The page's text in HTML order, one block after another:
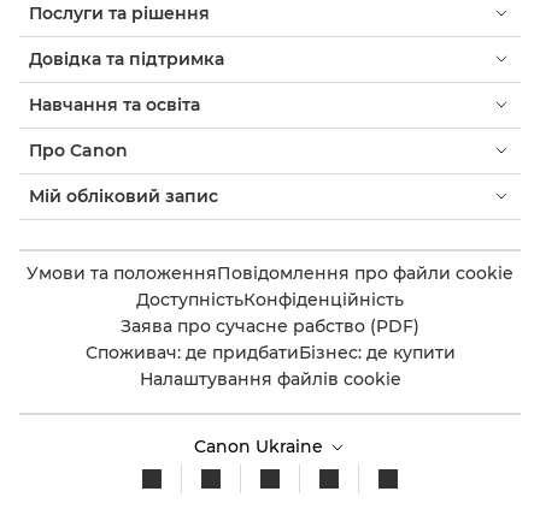
Послуги та рішення
Довідка та підтримка
Навчання та освіта
Про Canon
Мій обліковий запис
Умови та положенняПовідомлення про файли cookie
ДоступністьКонфіденційність
Заява про сучасне рабство (PDF)
Споживач: де придбатиБізнес: де купити
Налаштування файлів cookie
Canon Ukraine